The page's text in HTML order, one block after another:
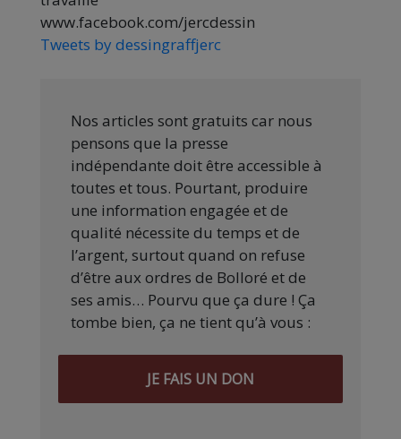
www.facebook.com/jercdessin
Tweets by dessingraffjerc
Nos articles sont gratuits car nous
pensons que la presse
indépendante doit être accessible à
toutes et tous. Pourtant, produire
une information engagée et de
qualité nécessite du temps et de
l’argent, surtout quand on refuse
d’être aux ordres de Bolloré et de
ses amis… Pourvu que ça dure ! Ça
tombe bien, ça ne tient qu’à vous :
JE FAIS UN DON